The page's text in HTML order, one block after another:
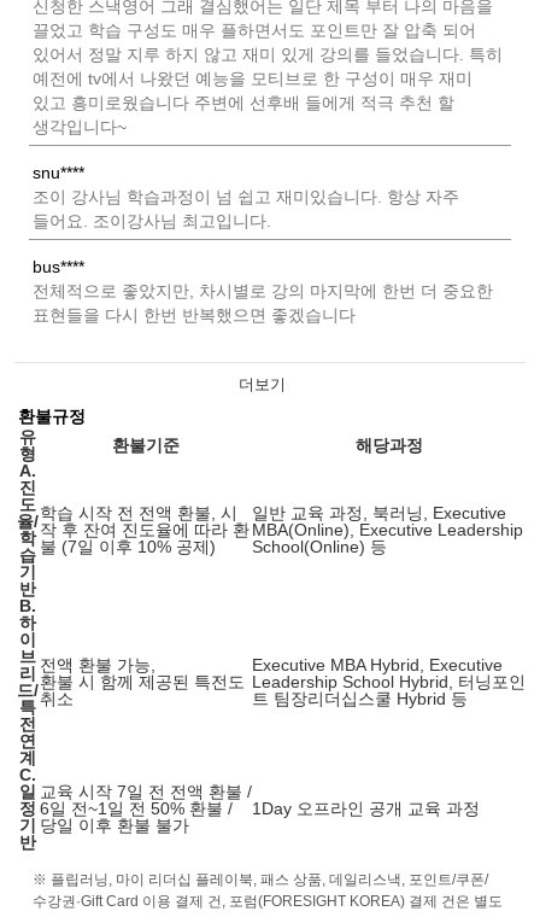
신청한 스낵영어 그래 결심했어는 일단 제목 부터 나의 마음을
끌었고 학습 구성도 매우 플하면서도 포인트만 잘 압축 되어
있어서 정말 지루 하지 않고 재미 있게 강의를 들었습니다. 특히
예전에 tv에서 나왔던 예능을 모티브로 한 구성이 매우 재미
있고 흥미로웠습니다 주변에 선후배 들에게 적극 추천 할
생각입니다~
snu****
조이 강사님 학습과정이 넘 쉽고 재미있습니다. 항상 자주
들어요. 조이강사님 최고입니다.
bus****
전체적으로 좋았지만, 차시별로 강의 마지막에 한번 더 중요한
표현들을 다시 한번 반복했으면 좋겠습니다
더보기
환불규정
유
형
환불기준
해당과정
A.
진
도
율/
학
습
기
반
학습 시작 전 전액 환불, 시
작 후 잔여 진도율에 따라 환
불 (7일 이후 10% 공제)
일반 교육 과정, 북러닝, Executive
MBA(Online), Executive Leadership
School(Online) 등
B.
하
이
브
리
드/
특
전
연
계
전액 환불 가능,
환불 시 함께 제공된 특전도
취소
Executive MBA Hybrid, Executive
Leadership School Hybrid, 터닝포인
트 팀장리더십스쿨 Hybrid 등
C.
일
정
기
반
교육 시작 7일 전 전액 환불 /
6일 전~1일 전 50% 환불 /
당일 이후 환불 불가
1Day 오프라인 공개 교육 과정
※ 플립러닝, 마이 리더십 플레이북, 패스 상품, 데일리스낵, 포인트/쿠폰/
수강권·Gift Card 이용 결제 건, 포럼(FORESIGHT KOREA) 결제 건은 별도